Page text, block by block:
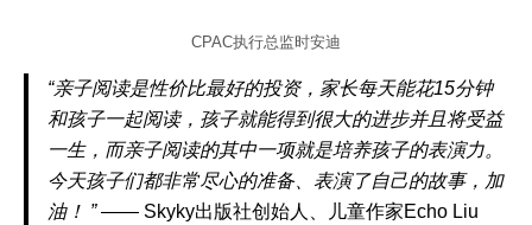
CPAC执行总监时安迪
“亲子阅读是性价比最好的投资，家长每天能花15分钟
和孩子一起阅读，孩子就能得到很大的进步并且将受益
一生，而亲子阅读的其中一项就是培养孩子的表演力。
今天孩子们都非常尽心的准备、表演了自己的故事，加
油！ ”—— Skyky出版社创始人、儿童作家Echo Liu